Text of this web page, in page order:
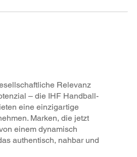
Relevanz
– die IHF Handball-
eine einzigartige
Marken, die jetzt
einem dynamisch
authentisch, nahbar und